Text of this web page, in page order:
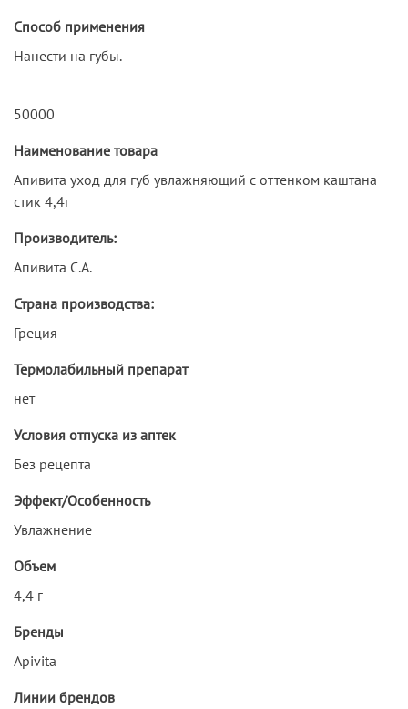
Способ применения
Нанести на губы.
50000
Наименование товара
Апивита уход для губ увлажняющий с оттенком каштана
стик 4,4г
Производитель:
Апивита С.А.
Страна производства:
Греция
Термолабильный препарат
нет
Условия отпуска из аптек
Без рецепта
Эффект/Особенность
Увлажнение
Объем
4,4 г
Бренды
Apivita
Линии брендов